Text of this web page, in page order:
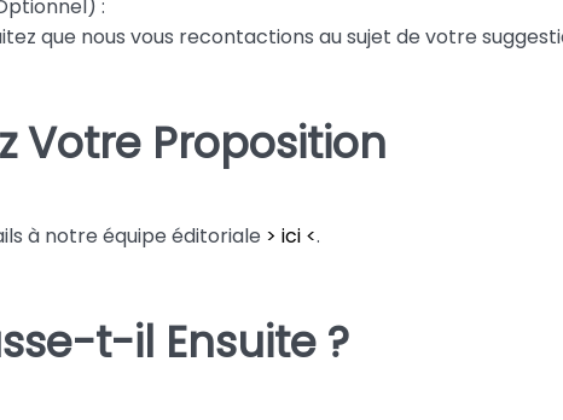
:
que nous vous recontactions au sujet de votre
Votre Proposition
à notre équipe éditoriale > ici <.
t-il Ensuite ?